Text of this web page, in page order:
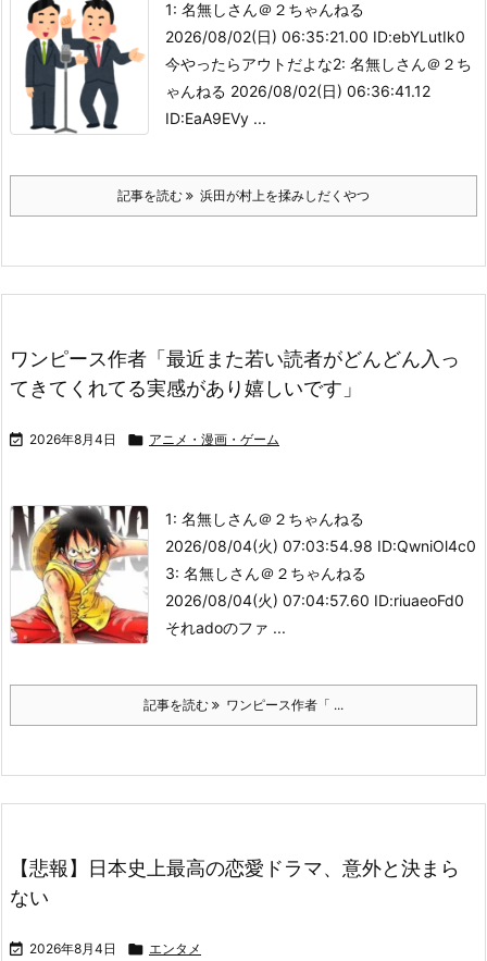
1: 名無しさん＠２ちゃんねる
2026/08/02(日) 06:35:21.00 ID:ebYLutIk0
今やったらアウトだよな2: 名無しさん＠２ち
ゃんねる 2026/08/02(日) 06:36:41.12
ID:EaA9EVy ...
記事を読む 浜田が村上を揉みしだくやつ
ワンピース作者「最近また若い読者がどんどん入っ
てきてくれてる実感があり嬉しいです」
 2026年8月4日  アニメ・漫画・ゲーム
1: 名無しさん＠２ちゃんねる
2026/08/04(火) 07:03:54.98 ID:QwniOl4c0
3: 名無しさん＠２ちゃんねる
2026/08/04(火) 07:04:57.60 ID:riuaeoFd0
それadoのファ ...
記事を読む ワンピース作者「 ...
【悲報】日本史上最高の恋愛ドラマ、意外と決まら
ない
 2026年8月4日  エンタメ